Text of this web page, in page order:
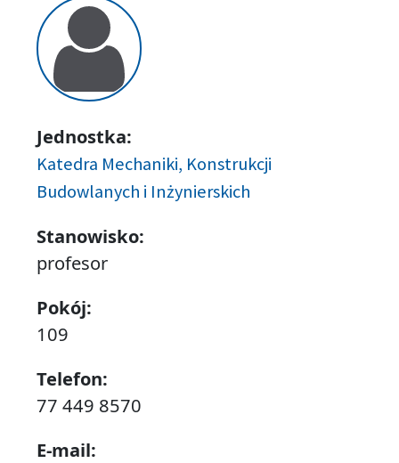
Jednostka:
Katedra Mechaniki, Konstrukcji
Budowlanych i Inżynierskich
Stanowisko:
profesor
Pokój:
109
Telefon:
77 449 8570
E-mail: